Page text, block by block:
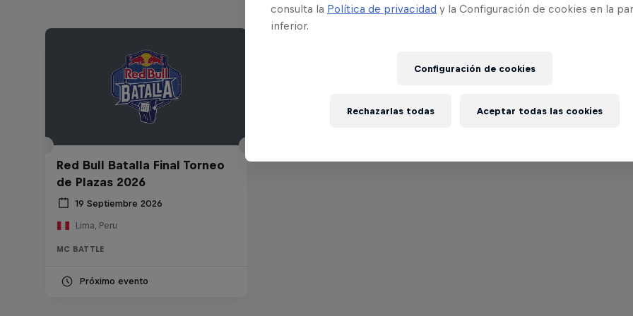
Red Bull Batalla Final Torneo
de Plazas 2026
19 Septiembre 2026
Lima, Peru
MC BATTLE
Próximo evento
consulta la Política de privacidad y la Configuración de cookies en la
inferior.
Configuración de cookies
Rechazarlas todas Aceptar todas las cookies